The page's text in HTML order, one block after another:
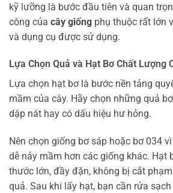
kỹ lưỡng là bước đầu tiên và quan
công của cây giống phụ thuộc rất lớn
và dụng cụ được sử dụng.
Lựa Chọn Quả và Hạt Bơ Chất Lượng
Lựa chọn hạt bơ là bước nền tảng
mầm của cây. Hãy chọn những quả
dập nát hay có dấu hiệu hư hỏng.
Nên chọn giống bơ sáp hoặc bơ 034
dễ nảy mầm hơn các giống khác. Hạt
thước lớn, đầy đặn, không bị cắt
quả. Sau khi lấy hạt, bạn cần rửa